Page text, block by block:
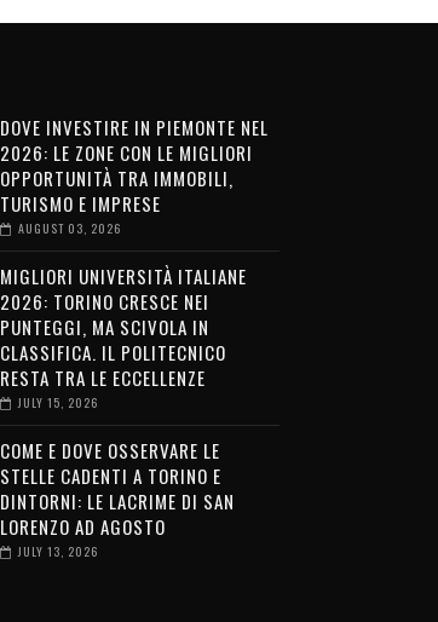
DOVE INVESTIRE IN PIEMONTE NEL
2026: LE ZONE CON LE MIGLIORI
OPPORTUNITÀ TRA IMMOBILI,
TURISMO E IMPRESE
AUGUST 03, 2026
MIGLIORI UNIVERSITÀ ITALIANE
2026: TORINO CRESCE NEI
PUNTEGGI, MA SCIVOLA IN
CLASSIFICA. IL POLITECNICO
RESTA TRA LE ECCELLENZE
JULY 15, 2026
COME E DOVE OSSERVARE LE
STELLE CADENTI A TORINO E
DINTORNI: LE LACRIME DI SAN
LORENZO AD AGOSTO
JULY 13, 2026